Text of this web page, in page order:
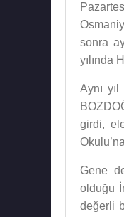
sonra
yılında
Aynı
girdi,
Gene
olduğu
değerli